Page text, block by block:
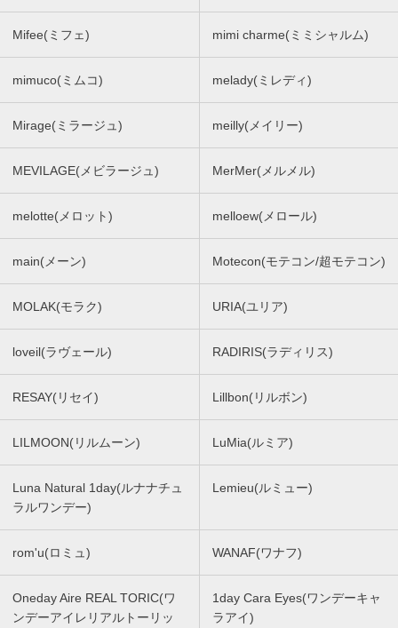
Mifee(ミフェ) mimi charme(ミミシャルム)
mimuco(ミムコ) melady(ミレディ)
Mirage(ミラージュ) meilly(メイリー)
MEVILAGE(メビラージュ) MerMer(メルメル)
melotte(メロット) melloew(メロール)
main(メーン) Motecon(モテコン/超モテコン)
MOLAK(モラク) URIA(ユリア)
loveil(ラヴェール) RADIRIS(ラディリス)
RESAY(リセイ) Lillbon(リルボン)
LILMOON(リルムーン) LuMia(ルミア)
Luna Natural 1day(ルナナチュ
ラルワンデー)
Lemieu(ルミュー)
rom'u(ロミュ) WANAF(ワナフ)
Oneday Aire REAL TORIC(ワ
ンデーアイレリアルトーリッ
1day Cara Eyes(ワンデーキャ
ラアイ)